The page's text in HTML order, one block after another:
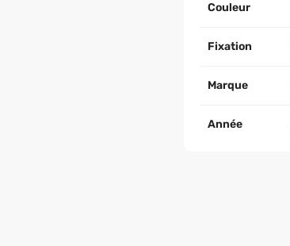
Couleur
Fixation
Marque
Année